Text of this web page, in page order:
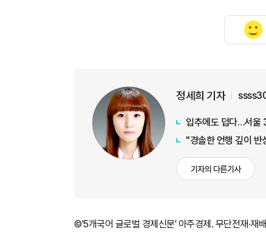
정세희 기자
입추에도 덥다…서울
"경솔한 언행 깊이
기자의 다른기사
©'5개국어 글로벌 경제신문' 아주경제. 무단전재·재